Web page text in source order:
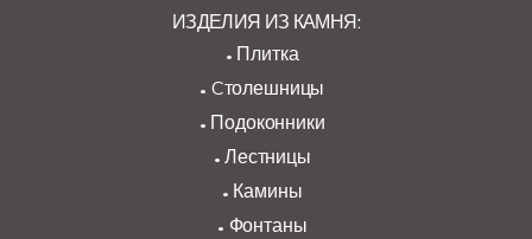
ИЗДЕЛИЯ ИЗ КАМНЯ:
Плитка
Cтолешницы
Подоконники
Лестницы
Камины
Фонтаны